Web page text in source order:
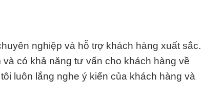
nghiệp và hỗ trợ khách hàng xuất sắc.
có khả năng tư vấn cho khách hàng về
luôn lắng nghe ý kiến của khách hàng và